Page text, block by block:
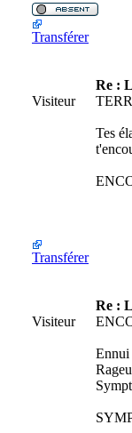
Transférer
Re :
Visiteur
Tes
Transférer
Re :
Visiteur
Ennui